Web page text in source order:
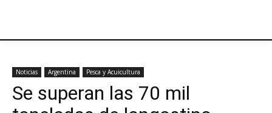
Noticias Argentina Pesca y Acuicultura
Se superan las 70 mil